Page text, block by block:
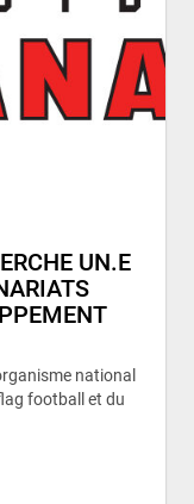
UN.E
national
football et du